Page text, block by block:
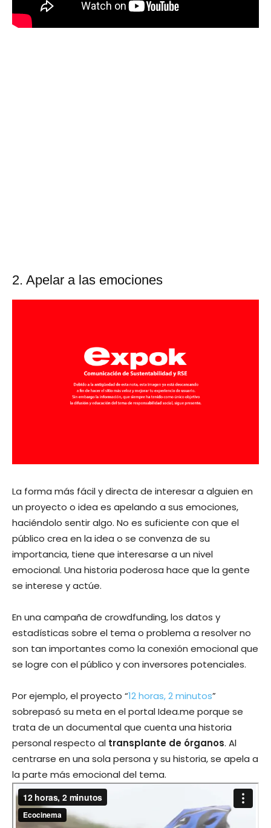
2. Apelar a las emociones
La forma más fácil y directa de interesar a alguien en
un proyecto o idea es apelando a sus emociones,
haciéndolo sentir algo. No es suficiente con que el
público crea en la idea o se convenza de su
importancia, tiene que interesarse a un nivel
emocional. Una historia poderosa hace que la gente
se interese y actúe.
En una campaña de crowdfunding, los datos y
estadísticas sobre el tema o problema a resolver no
son tan importantes como la conexión emocional que
se logre con el público y con inversores potenciales.
Por ejemplo, el proyecto “12 horas, 2 minutos”
sobrepasó su meta en el portal Idea.me porque se
trata de un documental que cuenta una historia
personal respecto al transplante de órganos. Al
centrarse en una sola persona y su historia, se apela a
la parte más emocional del tema.